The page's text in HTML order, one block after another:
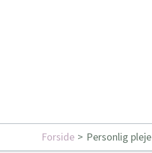
Forside Personlig pleje